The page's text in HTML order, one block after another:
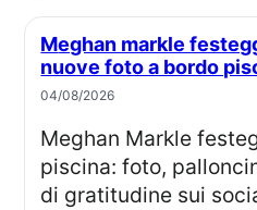
Meghan markle festeggia 45 anni con
nuove foto a bordo
04/08/2026
Meghan Markle festeggia 45 anni in
piscina: foto,
di gratitudine sui